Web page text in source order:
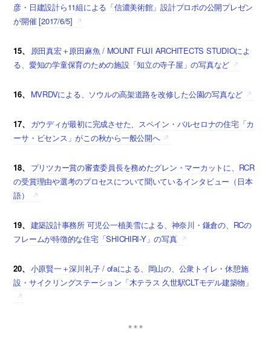
彦・日建設計ら11組による「信濃美術館」設計プロポの公開プレゼン
が開催 [2017/6/5]
15、
原田真宏＋原田麻魚 / MOUNT FUJI ARCHITECTS STUDIOによ
る、愛知の学童保育のための施設「知立の寺子屋」の写真など
16、 MVRDVによる、ソウルの高架道路を改修した公園の写真など
17、
ガウディが最初に完成させた、スペイン・バルセロナの住宅「カ
ーサ・ビセンス」がこの秋から一般公開へ
18、
プリツカー賞の審査委員長を務めたグレン・マーカットに、RCR
の受賞理由や選考のプロセスについて聞いているインタビュー（日本
語）
19、 建築設計事務所 可児公一植美雪による、神奈川・鎌倉の、RCの
フレームが特徴的な住宅「SHICHIRI-Y」の写真
20、 小原賢一＋深川礼子 / ofaによる、岡山の、公衆トイレ・休憩施
設・サイクリングステーション「木テラス 久世駅CLTモデル建築物」